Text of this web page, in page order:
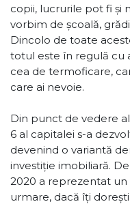
copii, lucrurile pot fi și
vorbim de școală,
Dincolo de toate
totul este în regulă cu
cea de termoficare,
care ai nevoie.
Din punct de vedere
6 al capitalei s-a
devenind o variantă
investiție imobiliară.
2020 a reprezentat un
urmare, dacă îți